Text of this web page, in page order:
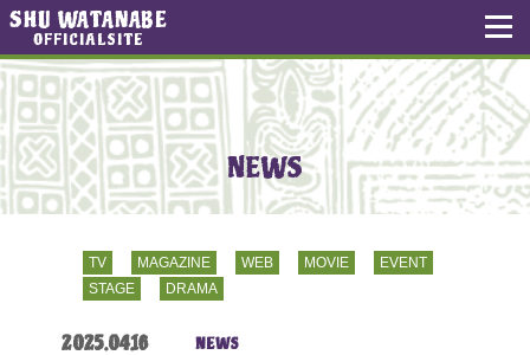
SHU WATANABE
OFFICIALSITE
NEWS
TV MAGAZINE WEB MOVIE
EVENT
STAGE
DRAMA
2025.04.16
NEWS